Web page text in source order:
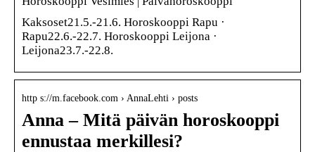
Kaksoset21.5.-21.6. Horoskooppi Rapu ·
Rapu22.6.-22.7. Horoskooppi Leijona ·
Leijona23.7.-22.8.
http s://m.facebook.com › AnnaLehti › posts
Anna – Mitä päivän horoskooppi
ennustaa merkillesi?